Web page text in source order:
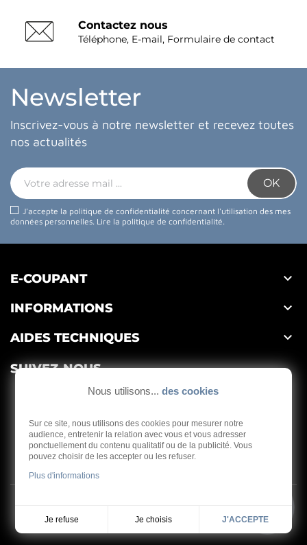
Contactez nous
Téléphone, E-mail, Formulaire de contact
Newsletter
Inscrivez-vous à notre newsletter et recevez toutes
nos actualités
J'accepte la politique de confidentialité concernant l'utilisation des mes
données personnelles. Lire la politique de confidentialité.
E-COUPANT 
INFORMATIONS 
AIDES TECHNIQUES 
SUIVEZ-NOUS
Depuis 1959
Nous utilisons... des cookies
Sur ce site, nous utilisons des cookies pour mesurer notre
audience, entretenir la relation avec vous et vous adresser
ponctuellement du contenu qualitatif ou de la publicité. Vous
pouvez choisir de les accepter ou les refuser.
Plus d'informations
Je refuse Je choisis J'ACCEPTE
RéalisationDream me up